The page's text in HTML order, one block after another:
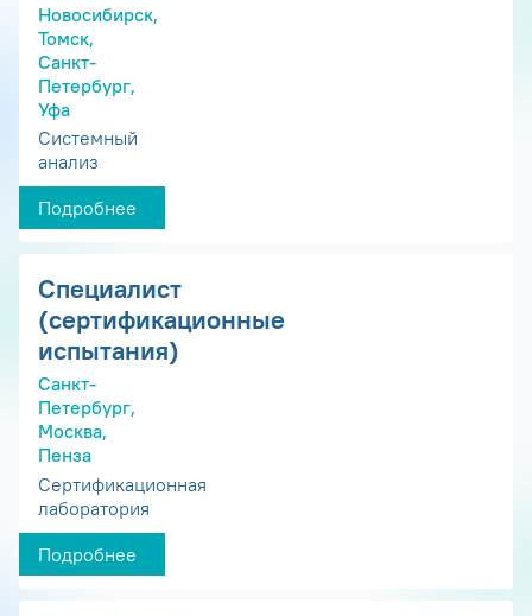
Новосибирск,
Томск,
Санкт-
Петербург,
Уфа
Системный
анализ
Подробнее
Специалист
(сертификационные
испытания)
Санкт-
Петербург,
Москва,
Пенза
Сертификационная
лаборатория
Подробнее